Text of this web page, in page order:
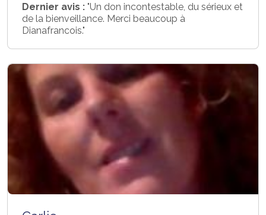
Dernier avis : "Un don incontestable, du sérieux et
de la bienveillance. Merci beaucoup à
Dianafrancois."